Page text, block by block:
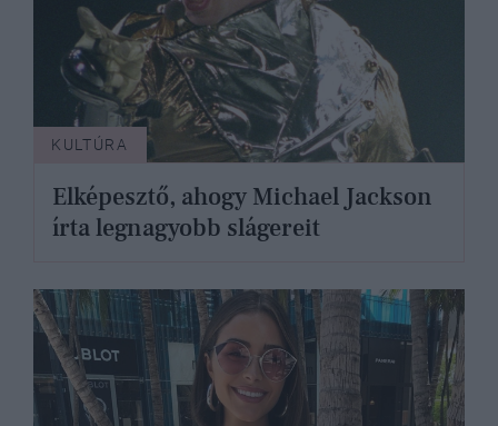
KULTÚRA
Elképesztő, ahogy Michael Jackson
írta legnagyobb slágereit